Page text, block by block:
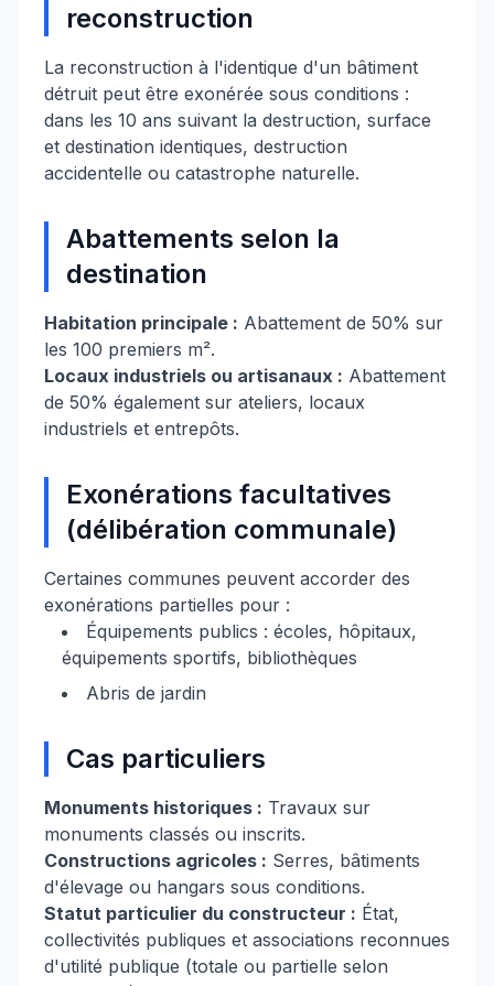
reconstruction
La reconstruction à l'identique d'un bâtiment
détruit peut être exonérée sous conditions :
dans les 10 ans suivant la destruction, surface
et destination identiques, destruction
accidentelle ou catastrophe naturelle.
Abattements selon la
destination
Habitation principale : Abattement de 50% sur
les 100 premiers m².
Locaux industriels ou artisanaux : Abattement
de 50% également sur ateliers, locaux
industriels et entrepôts.
Exonérations facultatives
(délibération communale)
Certaines communes peuvent accorder des
exonérations partielles pour :
Équipements publics : écoles, hôpitaux,
équipements sportifs, bibliothèques
Abris de jardin
Cas particuliers
Monuments historiques : Travaux sur
monuments classés ou inscrits.
Constructions agricoles : Serres, bâtiments
d'élevage ou hangars sous conditions.
Statut particulier du constructeur : État,
collectivités publiques et associations reconnues
d'utilité publique (totale ou partielle selon